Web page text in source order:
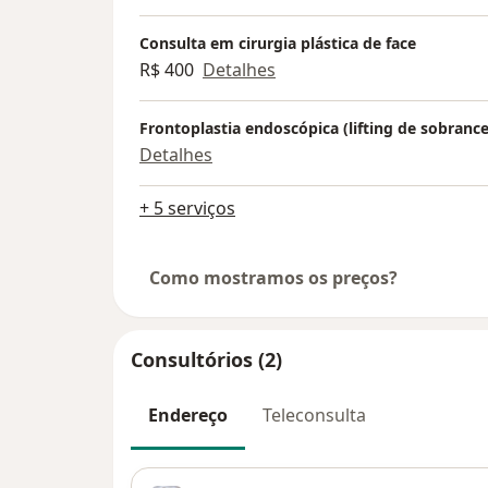
Consulta em cirurgia plástica de face
R$ 400 Detalhes
Frontoplastia endoscópica (lifting de
Detalhes
+ 5 serviços
Como mostramos os preços?
Consultórios (2)
Endereço Teleconsulta